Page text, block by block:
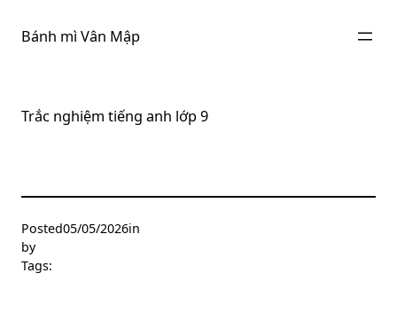
đếnBánh mì Vân Mập
Trắc nghiệm tiếng anh lớp 9
Posted05/05/2026in
by
Tags: